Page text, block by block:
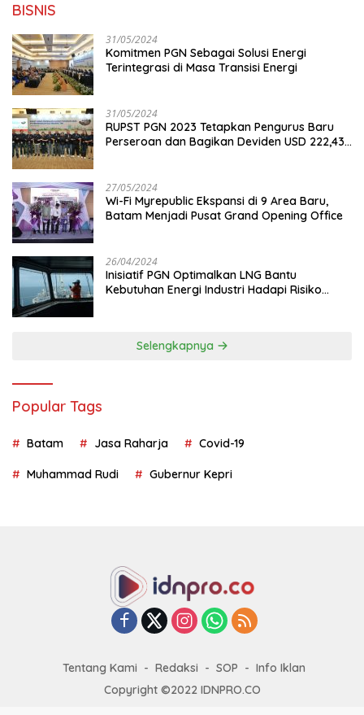
BISNIS
31/05/2024
Komitmen PGN Sebagai Solusi Energi
Terintegrasi di Masa Transisi Energi
31/05/2024
RUPST PGN 2023 Tetapkan Pengurus Baru
Perseroan dan Bagikan Deviden USD 222,43
27/05/2024
Wi-Fi Myrepublic Ekspansi di 9 Area Baru,
Batam Menjadi Pusat Grand Opening Office
26/04/2024
Inisiatif PGN Optimalkan LNG Bantu
Kebutuhan Energi Industri Hadapi Risiko
Selengkapnya
Popular Tags
Batam Jasa Raharja Covid-19
Muhammad Rudi Gubernur Kepri
Tentang Kami Redaksi SOP
Info Iklan
Copyright ©2022 IDNPRO.CO